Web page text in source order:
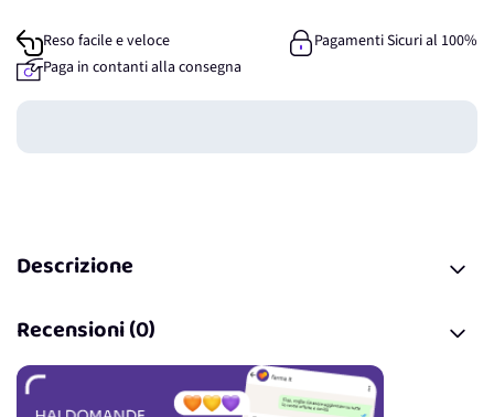
Reso facile e veloce
Pagamenti Sicuri al 100%
Paga in contanti alla consegna
Guadagna
Descrizione
Recensioni (0)